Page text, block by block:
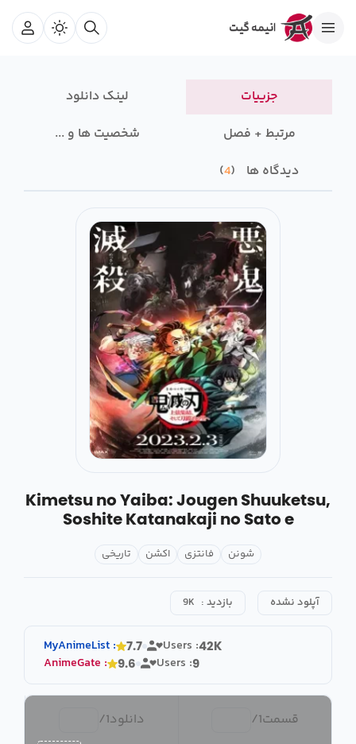
جزییات
لینک دانلود
مرتبط + فصل
شخصیت ها و ...
دیدگاه ها
4
Kimetsu no Yaiba: Jougen Shuuketsu,
Soshite Katanakaji no Sato e
شونن فانتزی اکشن تاریخی
آپلود نشده بازدید : 9K
MyAnimeList : 7.7 Users :42K
AnimeGate : 9.6 Users :9
قسمت1
/ دانلود1
/